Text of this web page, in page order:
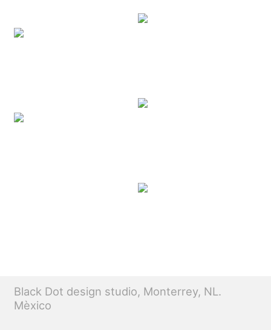
Black Dot design studio, Monterrey, NL.
Mèxico